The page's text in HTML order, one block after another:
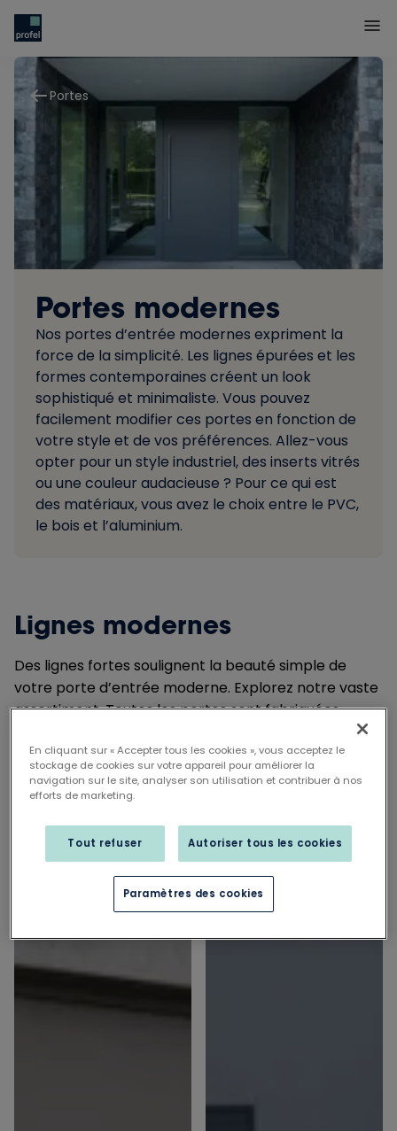
Portes
Portes modernes
Nos portes d’entrée modernes expriment la
force de la simplicité. Les lignes épurées et les
formes contemporaines créent un look
sophistiqué et minimaliste. Vous pouvez
facilement modifier ces portes en fonction de
votre style et de vos préférences. Allez-vous
opter pour un style industriel, des inserts vitrés
ou une couleur audacieuse ? Pour ce qui est
des matériaux, vous avez le choix entre le PVC,
le bois et l’aluminium.
Lignes modernes
Des lignes fortes soulignent la beauté simple de
votre porte d’entrée moderne. Explorez notre vaste
assortiment. Toutes les portes sont fabriquées
entièrement sur mesure et sont disponibles en PVC,
en bois ou en aluminium.
En cliquant sur « Accepter tous les cookies », vous acceptez le
stockage de cookies sur votre appareil pour améliorer la
navigation sur le site, analyser son utilisation et contribuer à nos
efforts de marketing.
Tout refuser Autoriser tous les cookies
Paramètres des cookies